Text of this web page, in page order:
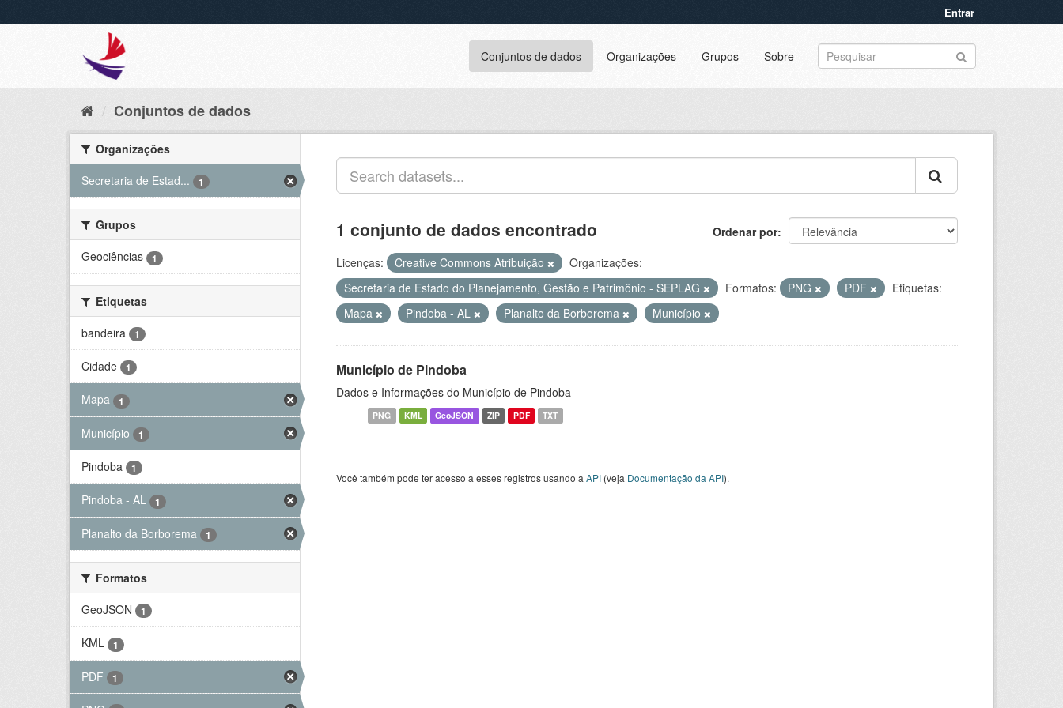
Entrar
Conjuntos de dados Organizações Grupos Sobre
Conjuntos de dados
Organizações
Secretaria de Estad...
1
Grupos
Geociências
1
Etiquetas
bandeira
1
Cidade 1
Mapa 1
Município 1
Pindoba 1
Pindoba - AL 1
Planalto da Borborema 1
Formatos
GeoJSON
1
KML 1
PDF 1
Ordenar por
1 conjunto de dados encontrado
Licenças: Creative Commons Atribuição
Organizações:
Secretaria de Estado do Planejamento, Gestão e Patrimônio - SEPLAG
Formatos: PNG PDF
Etiquetas:
Mapa
Pindoba - AL Planalto da Borborema Município
Município de Pindoba
Dados e Informações do Município de Pindoba
PNG KML GeoJSON ZIP PDF TXT
Você também pode ter acesso a esses registros usando a API (veja Documentação da API).